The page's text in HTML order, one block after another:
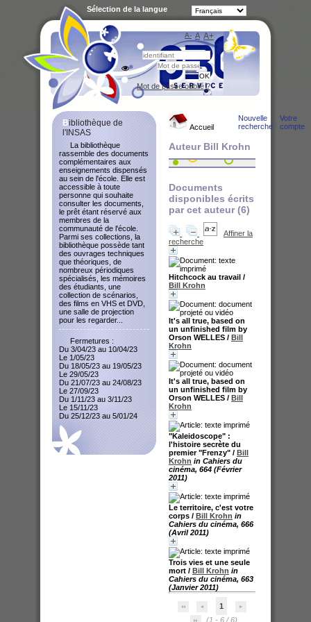
Accueil
Nouvelle
recherche
Votre
compte
Auteur Bill Krohn
Documents
disponibles écrits
par cet auteur (6)
Affiner la
recherche
Hitchcock au travail /
Bill Krohn
It's all true, based on
un unfinished film by
Orson WELLES / Bill
Krohn
It's all true, based on
un unfinished film by
Orson WELLES / Bill
Krohn
"Kaleidoscope" :
l'histoire secrète du
premier "Frenzy" / Bill
Krohn in Cahiers du
cinéma, 664 (Février
2011)
Le territoire, c'est votre
corps / Bill Krohn in
Cahiers du cinéma, 666
(Avril 2011)
Trois vies et une seule
mort / Bill Krohn in
Cahiers du cinéma, 663
(Janvier 2011)
1
(1 - 6 / 6)
Bibliothèque de
l'INSAS
La bibliothèque
rassemble des documents
complémentaires aux
enseignements dispensés
au sein de l'école. Elle est
accessible à toute
personne qui souhaite
consulter les documents,
le prêt étant réservé aux
membres de la
communauté de l'école.
Parmi ses collections, la
bibliothèque possède tant
des ouvrages techniques
que théoriques, de
nombreux périodiques
spécialisés, les mémoires
des étudiants, une
collection de scénarios,
des films en VHS et DVD,
une salle de projection
pour les regarder...
Fermetures :
Du 3/04/23 au 10/04/23
Le 1/05/23
Du 18/05/23 au 19/05/23
Le 29/05/23
Du 21/07/23 au 24/08/23
Le 27/09/23
Du 1/11/23 au 3/11/23
Le 15/11/23
Du 25/12/23 au 5/01/24
A- A A+
Sélection de la langue
Mot de passe oublié ?